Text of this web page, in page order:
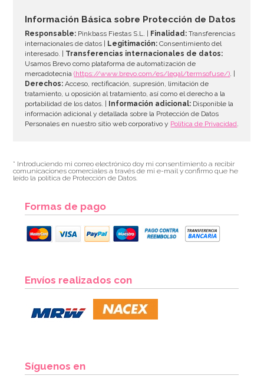
AÑADIR
4,99€
Información Básica sobre Protección de Datos
Responsable: Pinkbass Fiestas S.L. | Finalidad: Transferencias
internacionales de datos |
Legitimación: Consentimiento del
interesado. | Transferencias internacionales de datos:
Usamos Brevo como plataforma de automatización de
mercadotecnia(https://www.brevo.com/es/legal/termsofuse/). |
Derechos: Acceso, rectificación, supresión, limitación de
tratamiento, u oposición al tratamiento, así como el derecho a la
portabilidad de los datos. |
Información adicional: Disponible la
información adicional y detallada sobre la Protección de Datos
Personales en nuestro sitio web corporativo y Política de Privacidad.
* Introduciendo mi correo electrónico doy mi consentimiento a recibir
comunicaciones comerciales a través de mi e-mail y confirmo que he
leído la política de Protección de Datos.
Formas de pago
Envíos realizados con
Síguenos en